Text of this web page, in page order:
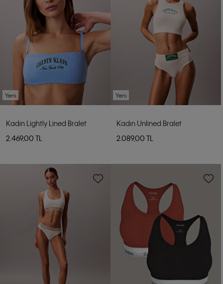
Yeni
Kadın Lightly Lined Bralet
2.469,00 TL
Yeni
Kadın Unlined Bralet
2.089,00 TL